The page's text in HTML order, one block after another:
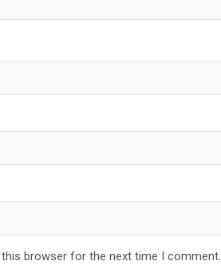
browser for the next time I comment.